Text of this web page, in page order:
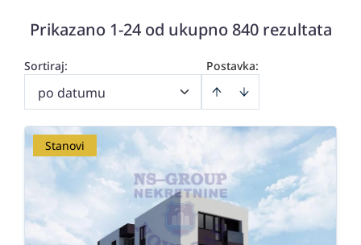
Prikazano 1-24 od ukupno 840 rezultata
Postavka:
Sortiraj:
po datumu
Stanovi